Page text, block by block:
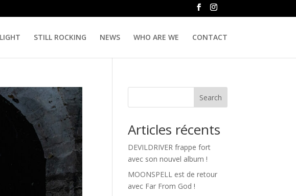
STILL ROCKING NEWS WHO ARE WE CONTACT
Search
Articles récents
DEVILDRIVER frappe fort
avec son nouvel album !
MOONSPELL est de retour
avec Far From God !